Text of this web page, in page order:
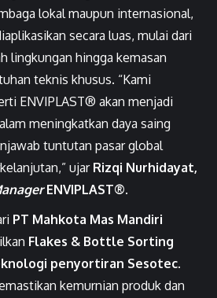
lokal maupun internasional,
secara luas, mulai dari
lingkungan hingga kemasan
teknis khusus. “Kami
ENVIPLAST® akan menjadi
meningkatkan daya saing
tuntutan pasar global
ujar Rizqi Nurhidayat,
ENVIPLAST®.
PT Mahkota Mas Mandiri
Flakes & Bottle Sorting
penyortiran Sesotec.
kemurnian produk dan